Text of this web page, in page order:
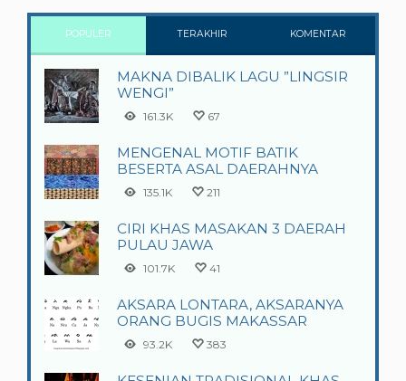
POPULER TERAKHIR KOMENTAR
MAKNA DIBALIK LAGU ”LINGSIR
WENGI”
161.3K 67
MENGENAL MOTIF BATIK
BESERTA ASAL DAERAHNYA
135.1K 211
CIRI KHAS MASAKAN 3 DAERAH
PULAU JAWA
101.7K 41
AKSARA LONTARA, AKSARANYA
ORANG BUGIS MAKASSAR
93.2K 383